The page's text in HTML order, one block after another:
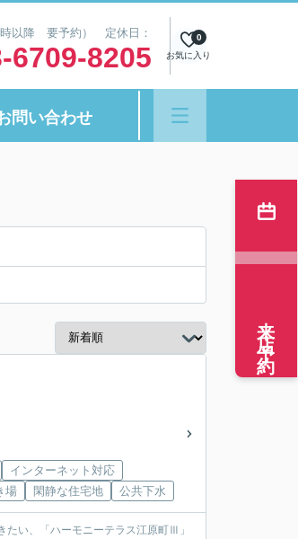
時以降 要予約） 定休日：
6709-8205 お気に入り
0
問い合わせ
インターネット対応
場
閑静な住宅地 公共下水
い、「ハーモニーテラス江原町Ⅲ」
来店予約